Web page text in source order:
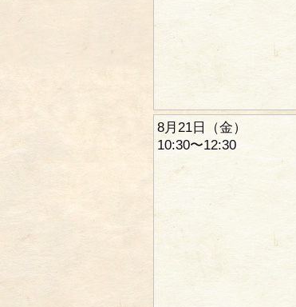
8月21日（金）
10:30〜12:30